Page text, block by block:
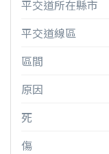
平交道所在縣市
平交道線區
區間
原因
死
傷